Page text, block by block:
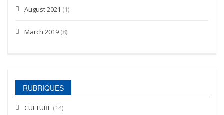
August 2021 (1)
March 2019 (8)
RUBRIQUES
CULTURE (14)